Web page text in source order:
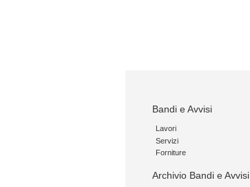
Bandi e Avvisi
Lavori
Servizi
Forniture
Archivio Bandi e Avvisi